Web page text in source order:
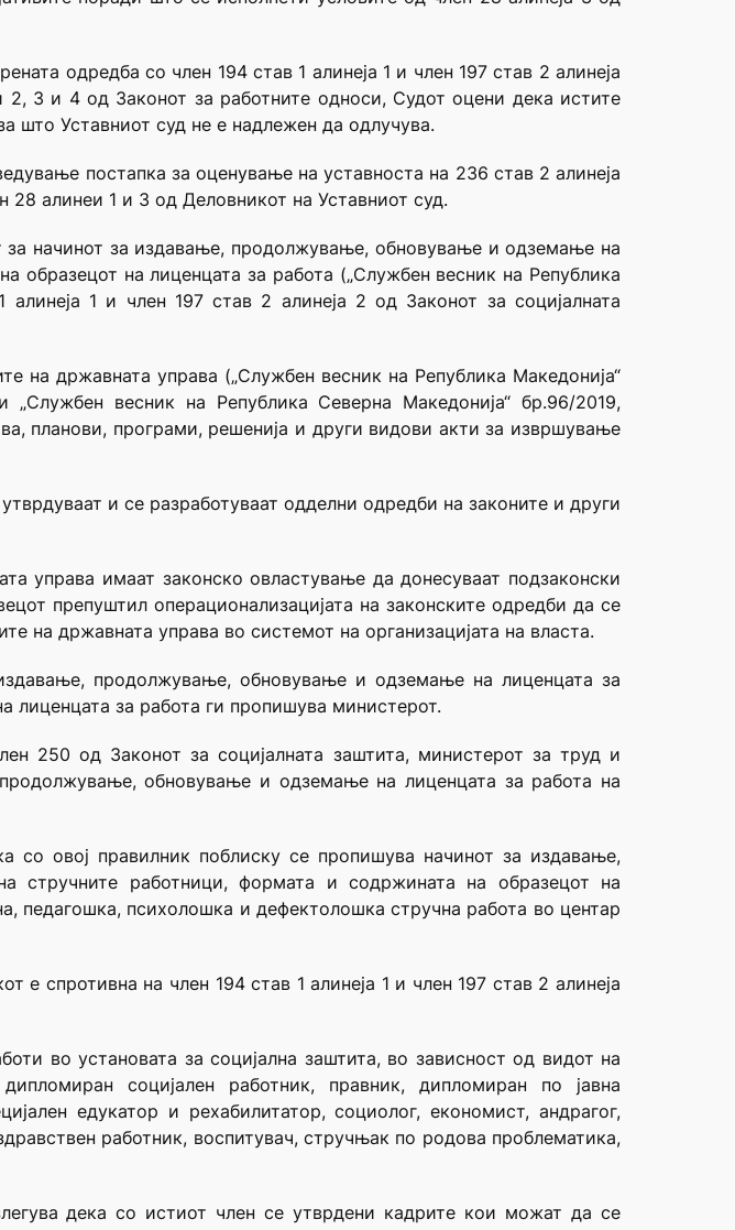
одредба со член 194 став 1 алинеја 1 и член 197 став 2 алинеја
2, 3 и 4 од Законот за работните односи, Судот оцени дека истите
што Уставниот суд не е надлежен да одлучува.
постапка за оценување на уставноста на 236 став 2 алинеја
28 алинеи 1 и 3 од Деловникот на Уставниот суд.
за начинот за издавање, продолжување, обновување и одземање на
образецот на лиценцата за работа („Службен весник на Република
1 и член 197 став 2 алинеја 2 од Законот за социјалната
на државната управа („Службен весник на Република Македонија“
весник на Република Северна Македонија“ бр.96/2019,
планови, програми, решенија и други видови акти за извршување
и се разработуваат одделни одредби на законите и други
управа имаат законско овластување да донесуваат подзаконски
препуштил операционализацијата на законските одредби да се
на државната управа во системот на организацијата на власта.
продолжување, обновување и одземање на лиценцата за
лиценцата за работа ги пропишува министерот.
250 од Законот за социјалната заштита, министерот за труд и
обновување и одземање на лиценцата за работа на
овој правилник поблиску се пропишува начинот за издавање,
стручните работници, формата и содржината на образецот на
педагошка, психолошка и дефектолошка стручна работа во центар
е спротивна на член 194 став 1 алинеја 1 и член 197 став 2 алинеја
во установата за социјална заштита, во зависност од видот на
социјален работник, правник, дипломиран по јавна
едукатор и рехабилитатор, социолог, економист, андрагог,
работник, воспитувач, стручњак по родова проблематика,
дека со истиот член се утврдени кадрите кои можат да се